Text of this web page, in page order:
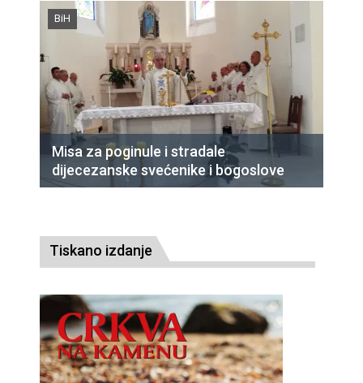
BiH
Misa za poginule i stradale
dijecezanske svećenike i bogoslove
Tiskano izdanje